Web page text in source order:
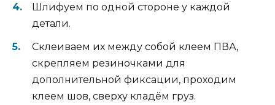
Шлифуем по одной стороне у каждой
детали.
Склеиваем их между собой клеем ПВА,
скрепляем резиночками для
дополнительной фиксации, проходим
клеем шов, сверху кладём груз.